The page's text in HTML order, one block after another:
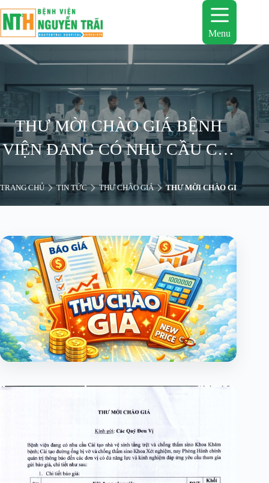
đến
phần
nội
dung
Menu
THƯ MỜI CHÀO GIÁ BỆNH
VIỆN ĐANG CÓ NHU CẦU CẢI
TẠO NHÀ VỆ SINH TẦNG
TRỆT VÀ CHỐNG THẤM SINO
XÉT NGHIỆM
TRANG CHỦ TIN TỨC THƯ CHÀO GIÁ THƯ MỜI CHÀO GIÁ BỆNH